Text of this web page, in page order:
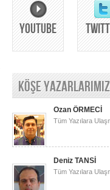
YOUTUBE
KÖŞE YAZARLARIMIZ
Ozan ÖRMECİ
Tüm Yazılara
Deniz TANSİ
Tüm Yazılara